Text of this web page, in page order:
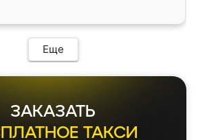
Еще
ЗАКАЗАТЬ
ТАКСИ